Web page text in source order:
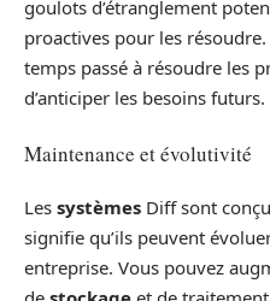
goulots d’étranglement
proactives pour les
temps passé à résoudre les
d’anticiper les besoins futurs.
Maintenance et évolutivité
Les systèmes Diff sont
signifie qu’ils peuvent
entreprise. Vous pouvez